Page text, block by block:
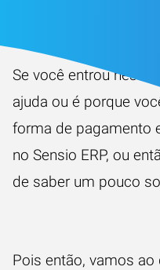
Se você entrou neste
ajuda ou é porque
forma de pagamento
no Sensio ERP, ou
de saber um pouco
Pois então, vamos ao